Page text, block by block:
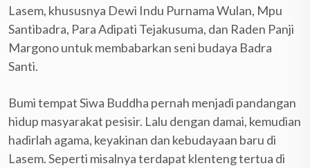
Lasem, khususnya Dewi Indu Purnama Wulan, Mpu
Santibadra, Para Adipati Tejakusuma, dan Raden Panji
Margono untuk membabarkan seni budaya Badra
Santi.
Bumi tempat Siwa Buddha pernah menjadi pandangan
hidup masyarakat pesisir. Lalu dengan damai, kemudian
hadirlah agama, keyakinan dan kebudayaan baru di
Lasem. Seperti misalnya terdapat klenteng tertua di